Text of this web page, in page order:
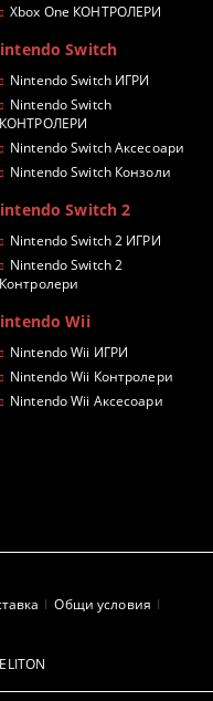
Xbox One КОНТРОЛЕРИ
Switch
Nintendo Switch ИГРИ
Nintendo Switch
КОНТРОЛЕРИ
Nintendo Switch Аксесоари
Nintendo Switch Конзоли
Switch 2
Nintendo Switch 2 ИГРИ
Nintendo Switch 2
Контролери
Wii
Nintendo Wii ИГРИ
Nintendo Wii Контролери
Nintendo Wii Аксесоари
Общи условия